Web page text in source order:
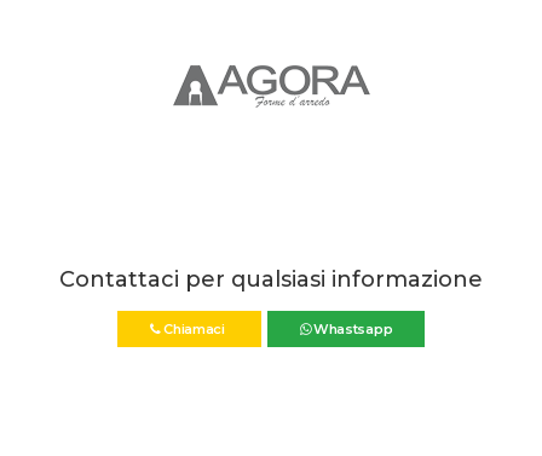
Contattaci per qualsiasi informazione
Chiamaci Whastsapp